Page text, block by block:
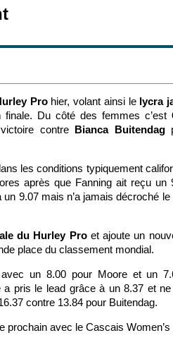
Prohier, volant ainsi le lycra
Du côté des femmes c’est
contre Bianca Buitendag
les conditions typiquement
après que Fanning ait reçu un
9.07 mais n’a jamais décroché le
du Hurley Proet ajoute un
place du classement mondial.
un 8.00 pour Moore et un
a pris le lead grâce à un 8.37 et
contre 13.84 pour Buitendag.
prochain avec le Cascais Women’s